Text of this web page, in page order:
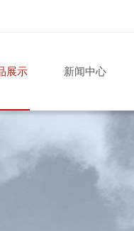
展示 新闻中心